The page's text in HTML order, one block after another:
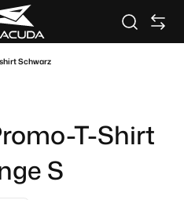
Schwarz
T-Shirt
S